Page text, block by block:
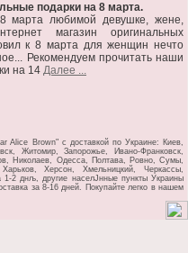
подарки на 8 марта.
марта любимой девушке, жене,
магазин оригинальных
к 8 марта для женщин нечто
Рекомендуем прочитать наши
на 14 Далее ...
Alice Brown" c доставкой по Украине: Киев,
Житомир, Запорожье, Ивано-Франковск,
Николаев, Одесса, Полтава, Ровно, Сумы,
Херсон, Хмельницкий, Черкассы,
1-2 днљ, другие населЈнные пункты Украины
за 8-16 дней. Покупайте легко в нашем